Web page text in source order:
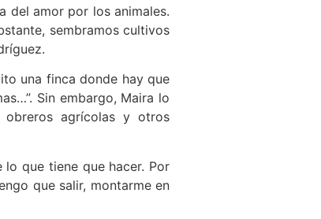
del amor por los animales.
sembramos cultivos
una finca donde hay que
Sin embargo, Maira lo
agrícolas y otros
que tiene que hacer. Por
que salir, montarme en